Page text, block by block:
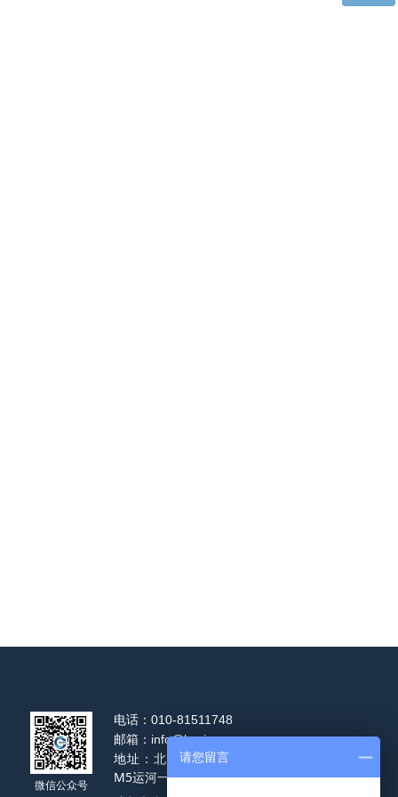
微信公众号
电话： 010-81511748
邮箱： info@hysj-vr.com
地址：北京市通州区通州区运河园路
M5运河一号3号楼7层
请您留言